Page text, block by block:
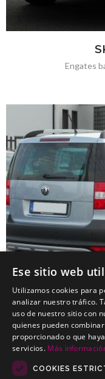
Engates
Ese sitio web
Utilizamos cookies para
analizar nuestro tráfico.
uso de nuestro sitio con
quienes pueden
proporcionado o que
servicios. Más
COOKIES